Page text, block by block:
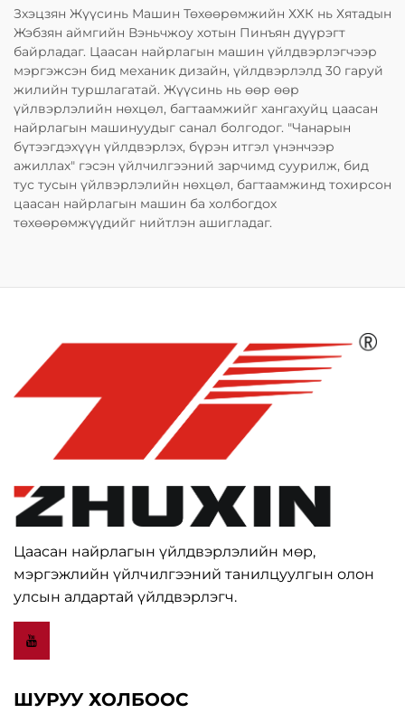
Зхэцзян Жүүсинь Машин Төхөөрөмжийн ХХК нь Хятадын
Жэбзян аймгийн Вэньчжоу хотын Пинъян дүүрэгт
байрладаг. Цаасан найрлагын машин үйлдвэрлэгчээр
мэргэжсэн бид механик дизайн, үйлдвэрлэлд 30 гаруй
жилийн туршлагатай. Жүүсинь нь өөр өөр
үйлвэрлэлийн нөхцөл, багтаамжийг хангахуйц цаасан
найрлагын машинуудыг санал болгодог. "Чанарын
бүтээгдэхүүн үйлдвэрлэх, бүрэн итгэл үнэнчээр
ажиллах" гэсэн үйлчилгээний зарчимд суурилж, бид
тус тусын үйлвэрлэлийн нөхцөл, багтаамжинд тохирсон
цаасан найрлагын машин ба холбогдох
төхөөрөмжүүдийг нийтлэн ашигладаг.
Цаасан найрлагын үйлдвэрлэлийн мөр,
мэргэжлийн үйлчилгээний танилцуулгын олон
улсын алдартай үйлдвэрлэгч.
ШУРУУ ХОЛБООС